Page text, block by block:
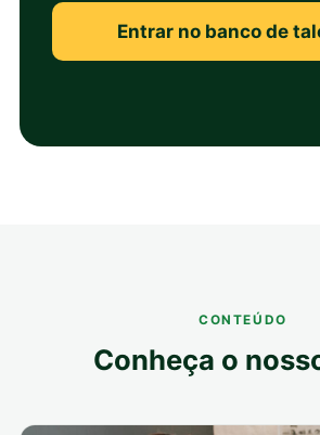
Entrar no banco de
CONTEÚDO
Conheça o